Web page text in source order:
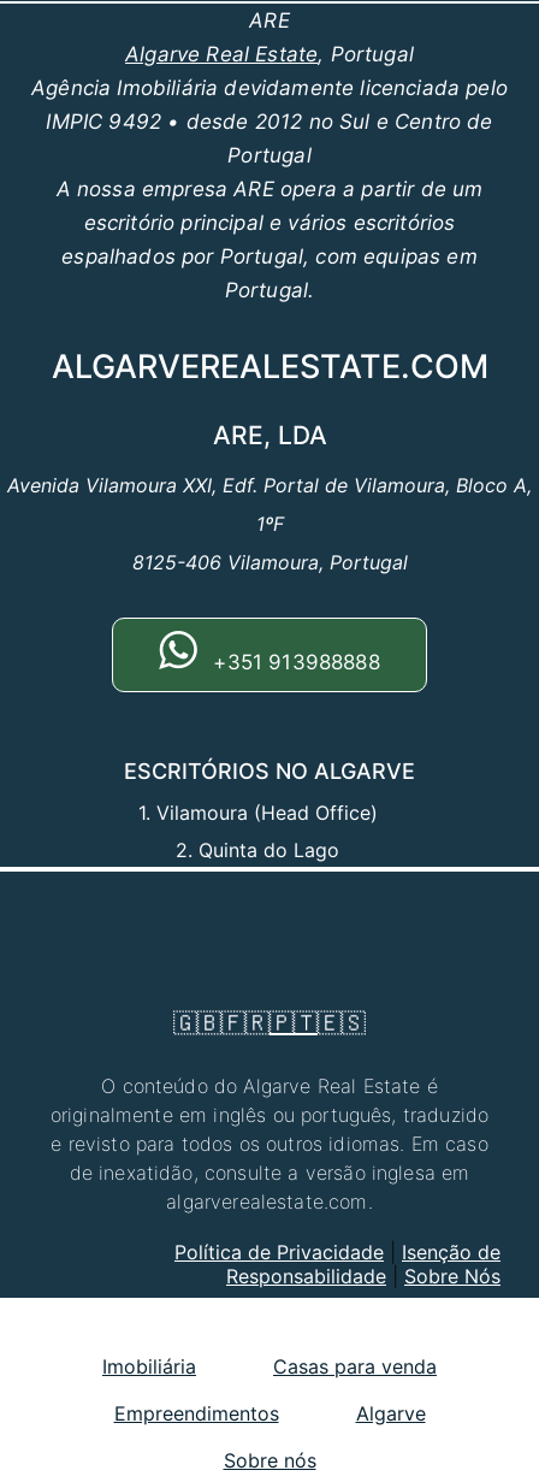
ARE
Algarve Real Estate, Portugal
Agência Imobiliária devidamente licenciada pelo
IMPIC 9492 • desde 2012 no Sul e Centro de
Portugal
A nossa empresa ARE opera a partir de um
escritório principal e vários escritórios
espalhados por Portugal, com equipas em
Portugal.
ALGARVEREALESTATE.COM
ARE, LDA
Avenida Vilamoura XXI, Edf. Portal de Vilamoura, Bloco A,
1ºF
8125-406 Vilamoura, Portugal
+351 913988888
ESCRITÓRIOS NO ALGARVE
1. Vilamoura (Head Office)
2. Quinta do Lago
🇬🇧🇫🇷🇵🇹🇪🇸
O conteúdo do Algarve Real Estate é
originalmente em inglês ou português, traduzido
e revisto para todos os outros idiomas. Em caso
de inexatidão, consulte a versão inglesa em
algarverealestate.com.
Política de Privacidade
Isenção de
Responsabilidade
Sobre Nós
Imobiliária
Casas para venda
Empreendimentos
Algarve
Sobre nós